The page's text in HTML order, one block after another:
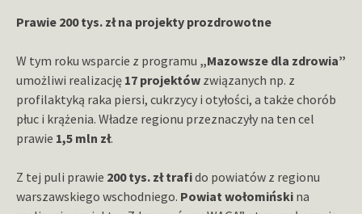
Prawie 200 tys. zł na projekty prozdrowotne
W tym roku wsparcie z programu „Mazowsze dla zdrowia”
umożliwi realizację 17 projektów związanych np. z
profilaktyką raka piersi, cukrzycy i otyłości, a także chorób
płuc i krążenia. Władze regionu przeznaczyły na ten cel
prawie 1,5 mln zł.
Z tej puli prawie 200 tys. zł trafido powiatów z regionu
warszawskiego wschodniego. Powiat wołomiński na